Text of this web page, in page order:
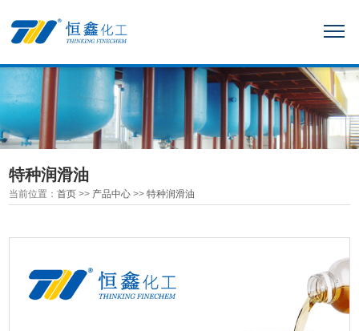
特种润滑油
当前位置：首页 >> 产品中心 >>特种润滑油